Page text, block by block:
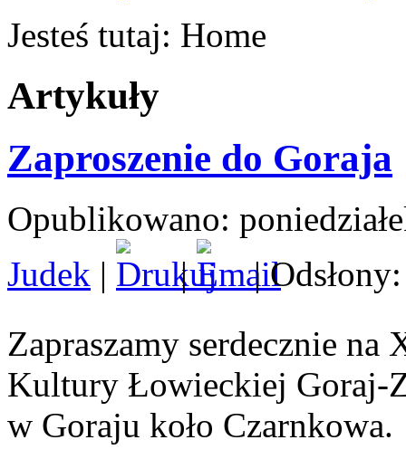
Jesteś tutaj: Home
Artykuły
Zaproszenie do Goraja
Opublikowano:
Judek | |
|
Zapraszamy serdecznie
Kultury Łowieckiej Goraj-
w Goraju koło Czarnkowa.